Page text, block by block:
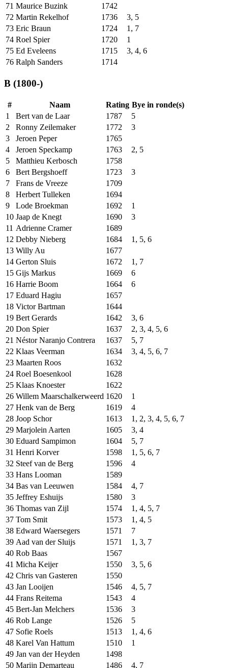
71 Maurice Buzink
1742
72 Martin Rekelhof 1736
3, 5
73 Eric Braun 1724
1, 7
74 Roel Spier 1720
1
75 Ed Eveleens 1715
3, 4, 6
76 Ralph Sanders 1714
B (1800-)
# Naam Rating Bye in ronde(s)
1
Bert van de Laar 1787
5
2
Ronny Zeilemaker 1772
3
3
Jeroen Peper
1765
4
Jeroen Speckamp 1763
2, 5
5
Matthieu Kerbosch
1758
6
Bert Bergshoeff 1723
3
7
Frans de Vreeze
1709
8
Herbert Tulleken
1694
9
Lode Broekman 1692
1
10 Jaap de Knegt 1690
3
11 Adrienne Cramer
1689
12 Debby Nieberg 1684
1, 5, 6
13 Willy Au
1677
14 Gerton Sluis 1672
1, 7
15 Gijs Markus 1669
6
16 Harrie Boom 1664
6
17 Eduard Hagiu
1657
18 Victor Bartman
1644
19 Bert Gerards 1642
3, 6
20 Don Spier 1637
2, 3, 4, 5, 6
21 Néstor Naranjo Contrera 1637
5, 7
22 Klaas Veerman 1634
3, 4, 5, 6, 7
23 Maarten Roos
1632
24 Roel Boesenkool
1628
25 Klaas Knoester
1622
26 Willem Maarschalkerweerd 1620
1
27 Henk van de Berg 1619
4
28 Joop Schor 1613
1, 2, 3, 4, 5, 6, 7
29 Marjolein Aarten 1605
3, 4
30 Eduard Sampimon 1604
5, 7
31 Henri Korver 1598
1, 5, 6, 7
32 Steef van de Berg 1596
4
33 Hans Looman
1589
34 Bas van Leeuwen 1584
4, 7
35 Jeffrey Eshuijs 1580
3
36 Thomas van Zijl 1574
1, 4, 5, 7
37 Tom Smit 1573
1, 4, 5
38 Edward Waersegers 1571
7
39 Aad van der Sluijs 1571
1, 3, 7
40 Rob Baas
1567
41 Micha Keijer 1550
3, 5, 6
42 Chris van Gasteren
1550
43 Jan Looijen 1546
4, 5, 7
44 Frans Reitema 1543
4
45 Bert-Jan Melchers 1536
3
46 Rob Lange 1526
5
47 Sofie Roels 1513
1, 4, 6
48 Karel Van Hattum 1510
1
49 Jan van der Heyden
1498
50 Marijn Demarteau 1486 4, 7